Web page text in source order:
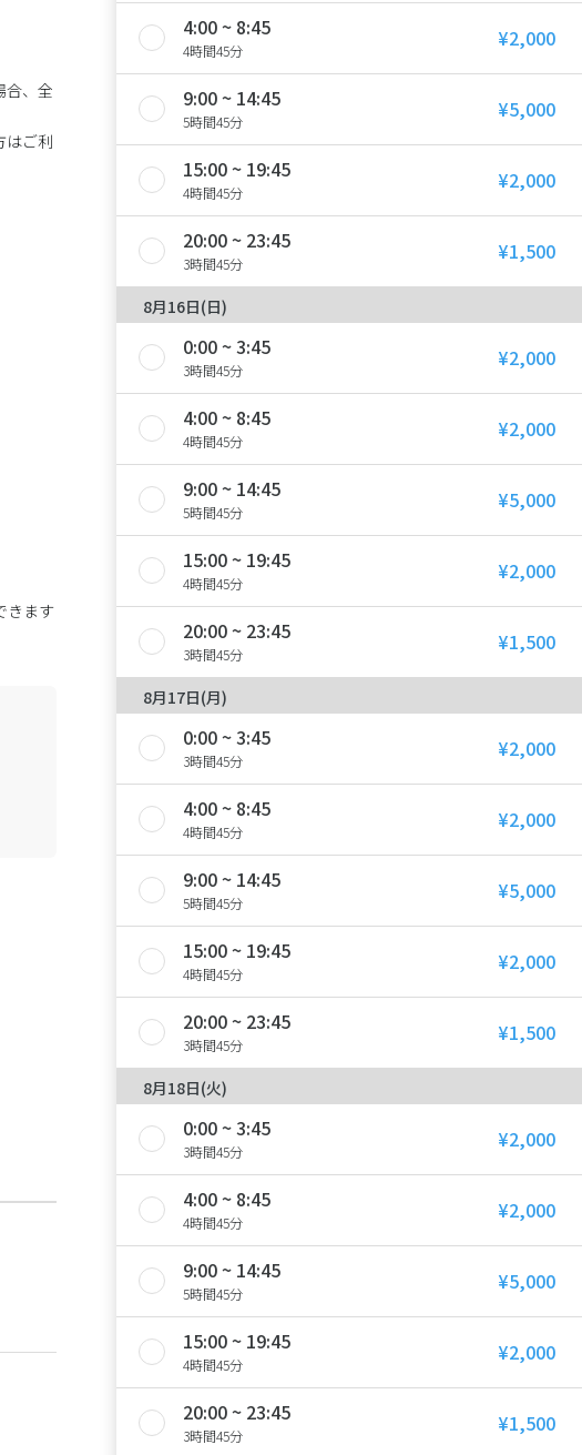
合、全
はご利
きます
4:00 ~ 8:45
4時間45分 ¥2,000
9:00 ~ 14:45
5時間45分 ¥5,000
15:00 ~ 19:45
4時間45分 ¥2,000
20:00 ~ 23:45
3時間45分 ¥1,500
8月16日(日)
0:00 ~ 3:45
3時間45分 ¥2,000
4:00 ~ 8:45
4時間45分 ¥2,000
9:00 ~ 14:45
5時間45分 ¥5,000
15:00 ~ 19:45
4時間45分 ¥2,000
20:00 ~ 23:45
3時間45分 ¥1,500
8月17日(月)
0:00 ~ 3:45
3時間45分 ¥2,000
4:00 ~ 8:45
4時間45分 ¥2,000
9:00 ~ 14:45
5時間45分 ¥5,000
15:00 ~ 19:45
4時間45分 ¥2,000
20:00 ~ 23:45
3時間45分 ¥1,500
8月18日(火)
0:00 ~ 3:45
3時間45分 ¥2,000
4:00 ~ 8:45
4時間45分 ¥2,000
9:00 ~ 14:45
5時間45分 ¥5,000
15:00 ~ 19:45
4時間45分 ¥2,000
20:00 ~ 23:45
3時間45分 ¥1,500